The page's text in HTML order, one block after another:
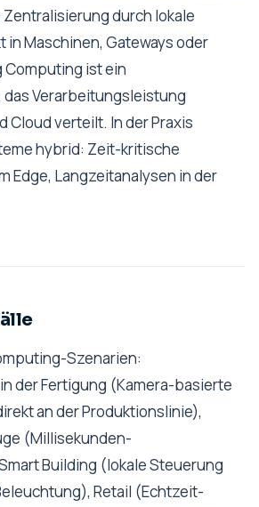
durch lokale
in Maschinen, Gateways oder
Computing ist ein
Verarbeitungsleistung
Cloud verteilt. In der Praxis
hybrid: Zeit-kritische
Edge, Langzeitanalysen in der
Szenarien:
der Fertigung (Kamera-basierte
an der Produktionslinie),
(Millisekunden-
Building (lokale Steuerung
Retail (Echtzeit-